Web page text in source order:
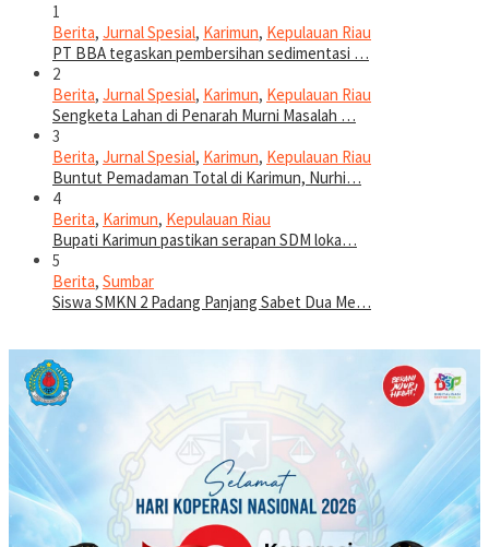
1
Berita, Jurnal Spesial, Karimun, Kepulauan Riau
PT BBA tegaskan pembersihan sedimentasi …
2
Berita, Jurnal Spesial, Karimun, Kepulauan Riau
Sengketa Lahan di Penarah Murni Masalah …
3
Berita, Jurnal Spesial, Karimun, Kepulauan Riau
Buntut Pemadaman Total di Karimun, Nurhi…
4
Berita, Karimun, Kepulauan Riau
Bupati Karimun pastikan serapan SDM loka…
5
Berita, Sumbar
Siswa SMKN 2 Padang Panjang Sabet Dua Me…